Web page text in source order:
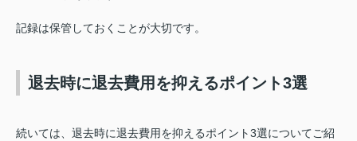
記録は保管しておくことが大切です。
退去時に退去費用を抑えるポイント3選
続いては、退去時に退去費用を抑えるポイント3選についてご紹